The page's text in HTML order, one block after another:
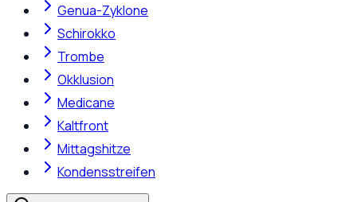
Genua-Zyklone
Schirokko
Trombe
Okklusion
Medicane
Kaltfront
Mittagshitze
Kondensstreifen